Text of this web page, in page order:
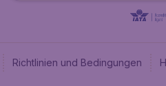
Richtlinien und Bedingungen